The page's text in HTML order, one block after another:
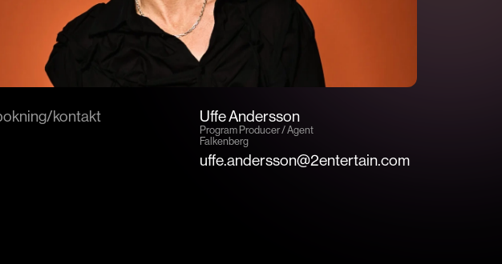
kontakt Uffe Andersson
Program Producer / Agent
Falkenberg
uffe.andersson@2entertain.com